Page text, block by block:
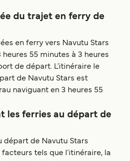
du trajet en ferry de
en ferry vers Navutu Stars
55 minutes à 3 heures
de départ. L'itinéraire le
de Navutu Stars est
naviguant en 3 heures 55
les ferries au départ de
départ de Navutu Stars
tels que l'itinéraire, la